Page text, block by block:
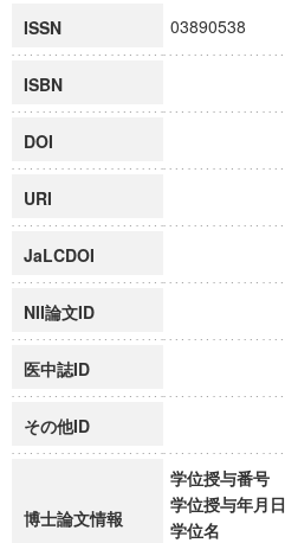
ISSN 03890538
ISBN
DOI
URI
JaLCDOI
NII論文ID
医中誌ID
その他ID
博士論文情報
学位授与番号
学位授与年月日
学位名